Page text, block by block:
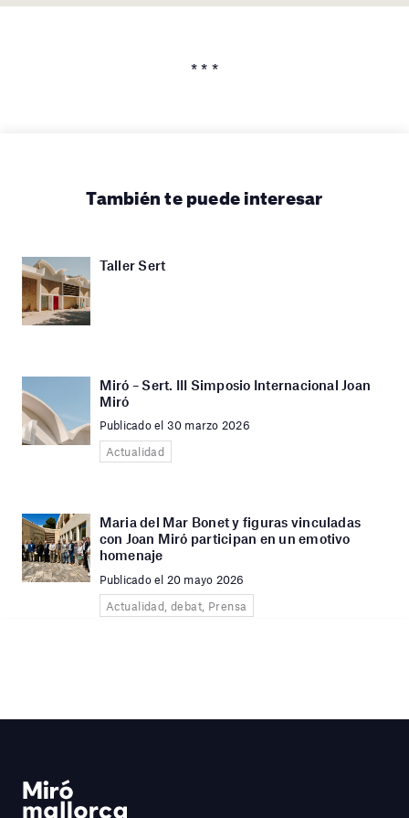
* * *
También te puede interesar
Taller Sert
Miró – Sert. III Simposio Internacional Joan
Miró
Publicado el 30 marzo 2026
Actualidad
Maria del Mar Bonet y figuras vinculadas
con Joan Miró participan en un emotivo
homenaje
Publicado el 20 mayo 2026
Actualidad, debat, Prensa